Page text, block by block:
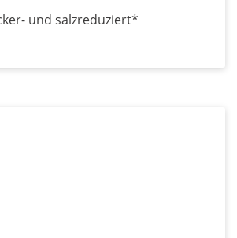
und salzreduziert*